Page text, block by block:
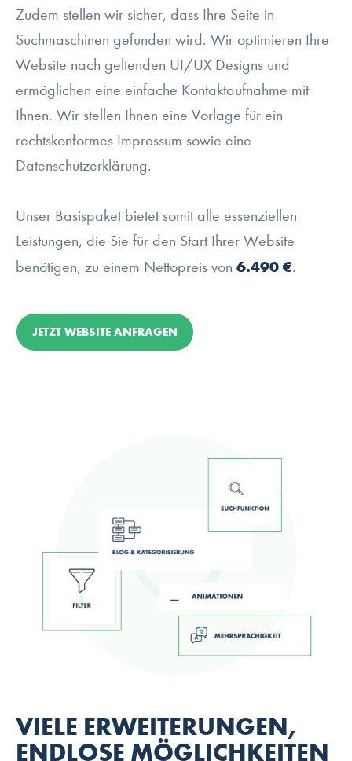
Zudem stellen wir sicher, dass Ihre Seite in
Suchmaschinen gefunden wird. Wir optimieren Ihre
Website nach geltenden UI/UX Designs und
ermöglichen eine einfache Kontaktaufnahme mit
Ihnen. Wir stellen Ihnen eine Vorlage für ein
rechtskonformes Impressum sowie eine
Datenschutzerklärung.
Unser Basispaket bietet somit alle essenziellen
Leistungen, die Sie für den Start Ihrer Website
benötigen, zu einem Nettopreis von 6.490 €.
JETZT WEBSITE ANFRAGEN
VIELE ERWEITERUNGEN,
ENDLOSE MÖGLICHKEITEN